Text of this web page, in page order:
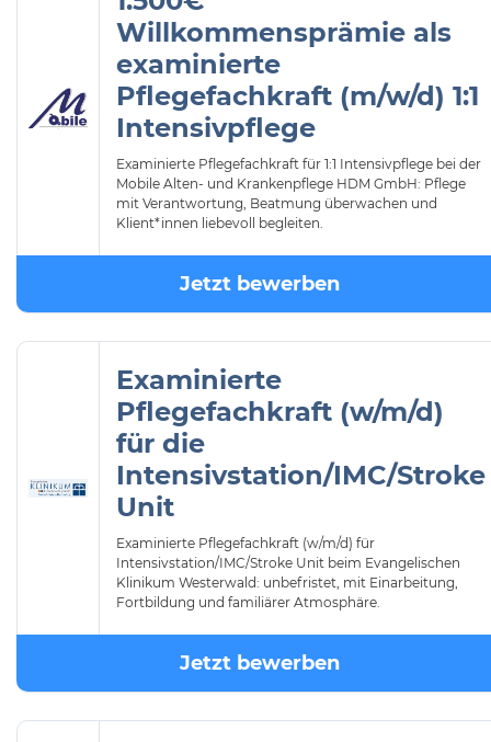
Willkommensprämie als
examinierte
Pflegefachkraft (m/w/d) 1:1
Intensivpflege
Examinierte Pflegefachkraft für 1:1 Intensivpflege bei der
Mobile Alten- und Krankenpflege HDM GmbH: Pflege
mit Verantwortung, Beatmung überwachen und
Klient*innen liebevoll begleiten.
Jetzt bewerben
Examinierte
Pflegefachkraft (w/m/d)
für die
Intensivstation/IMC/Stroke
Unit
Examinierte Pflegefachkraft (w/m/d) für
Intensivstation/IMC/Stroke Unit beim Evangelischen
Klinikum Westerwald: unbefristet, mit Einarbeitung,
Fortbildung und familiärer Atmosphäre.
Jetzt bewerben